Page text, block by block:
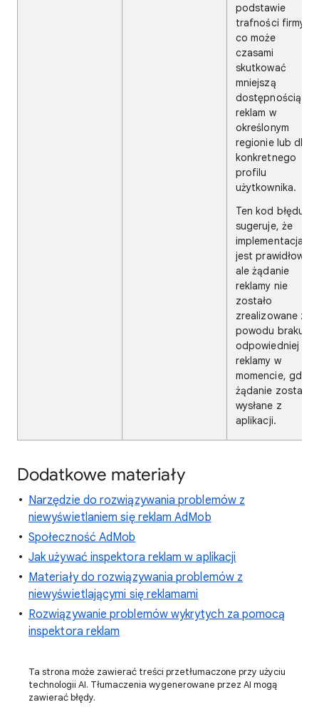
podstawie
trafności firmy,
co może
czasami
skutkować
mniejszą
dostępnością
reklam w
określonym
regionie lub dla
konkretnego
profilu
użytkownika.
Ten kod błędu
sugeruje, że
implementacja
jest prawidłowa,
ale żądanie
reklamy nie
zostało
zrealizowane z
powodu braku
odpowiedniej
reklamy w
momencie, gdy
żądanie zostało
wysłane z
aplikacji.
Dodatkowe materiały
Narzędzie do rozwiązywania problemów z
niewyświetlaniem się reklam AdMob
Społeczność AdMob
Jak używać inspektora reklam w aplikacji
Materiały do rozwiązywania problemów z
niewyświetlającymi się reklamami
Rozwiązywanie problemów wykrytych za pomocą
inspektora reklam
Ta strona może zawierać treści przetłumaczone przy użyciu
technologii AI. Tłumaczenia wygenerowane przez AI mogą
zawierać błędy.